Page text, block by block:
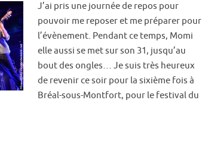
J’ai pris une journée de repos pour
pouvoir me reposer et me préparer pour
l’évènement. Pendant ce temps, Momi
elle aussi se met sur son 31, jusqu’au
bout des ongles… Je suis très heureux
de revenir ce soir pour la sixième fois à
Bréal-sous-Montfort, pour le festival du